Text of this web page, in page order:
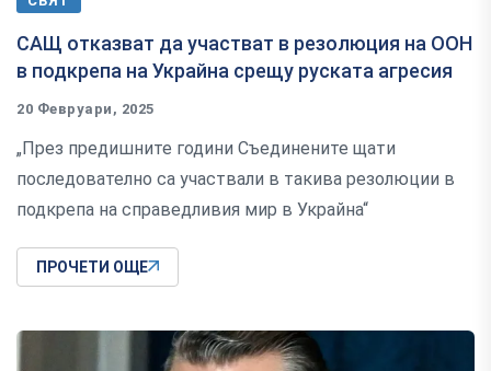
САЩ отказват да участват в резолюция на ООН
в подкрепа на Украйна срещу руската агресия
20 Февруари, 2025
„През предишните години Съединените щати
последователно са участвали в такива резолюции в
подкрепа на справедливия мир в Украйна“
ПРОЧЕТИ ОЩЕ